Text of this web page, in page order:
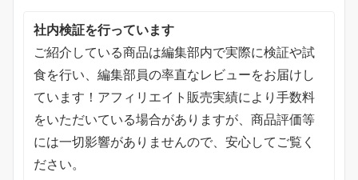
社内検証を行っています
ご紹介している商品は編集部内で実際に検証や試
食を行い、編集部員の率直なレビューをお届けし
ています！アフィリエイト販売実績により手数料
をいただいている場合がありますが、商品評価等
には一切影響がありませんので、安心してご覧く
ださい。